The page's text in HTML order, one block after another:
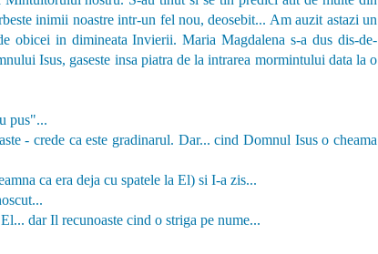
inimii noastre intr-un fel nou, deosebit... Am auzit astazi un
obicei in dimineata Invierii. Maria Magdalena s-a dus dis-de-
Isus, gaseste insa piatra de la intrarea mormintului data la o
pus"...
- crede ca este gradinarul. Dar... cind Domnul Isus o cheama
ca era deja cu spatele la El) si I-a zis...
dar Il recunoaste cind o striga pe nume...